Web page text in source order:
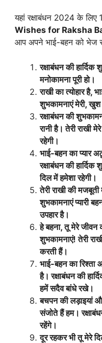
यहां रक्षाबंधन 2024 के लिए
Wishes for Raksha
आप अपने भाई-बहन को भेज
रक्षाबंधन की
मनोकामना पूरी हो।
राखी का त्योहार है,
शुभकामनाएं मेरी, खुश
रक्षाबंधन की
रानी है। तेरी राखी
रहेगी।
भाई-बहन का प्यार
रक्षाबंधन की
दिल में हमेशा रहेगी।
तेरी राखी की
शुभकामनाएं प्यारी
उपहार है।
हे बहना, तू मेरे जीवन
शुभकामनाएं! तेरी
करती हैं।
भाई-बहन का रिश्ता
है। रक्षाबंधन की
हमें सदैव बांधे रखे।
बचपन की लड़ाइयां
संजोते हैं हम।
रहेंगे।
दूर रहकर भी तू मेरे